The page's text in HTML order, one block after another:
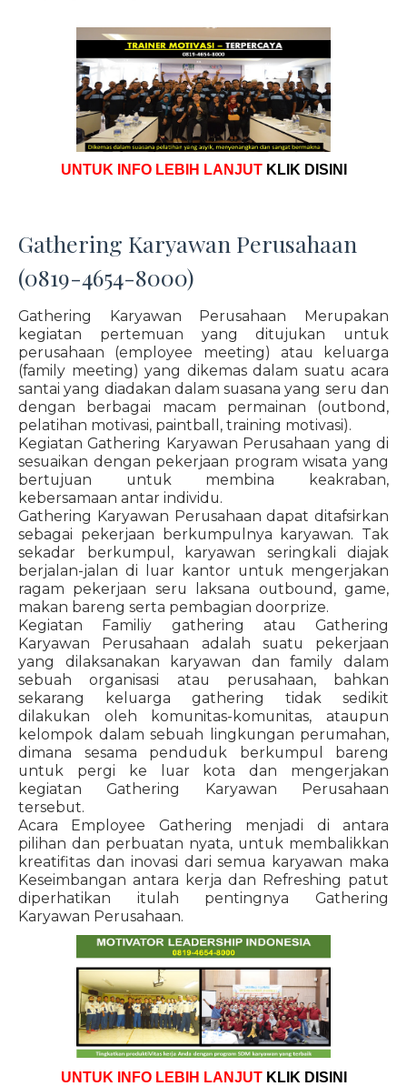
UNTUK INFO LEBIH LANJUT KLIK DISINI
Gathering Karyawan Perusahaan
(0819-4654-8000)
Gathering Karyawan Perusahaan Merupakan
kegiatan pertemuan yang ditujukan untuk
perusahaan (employee meeting) atau keluarga
(family meeting) yang dikemas dalam suatu acara
santai yang diadakan dalam suasana yang seru dan
dengan berbagai macam permainan (outbond,
pelatihan motivasi, paintball, training motivasi).
Kegiatan Gathering Karyawan Perusahaan yang di
sesuaikan dengan pekerjaan program wisata yang
bertujuan untuk membina keakraban,
kebersamaan antar individu.
Gathering Karyawan Perusahaan dapat ditafsirkan
sebagai pekerjaan berkumpulnya karyawan. Tak
sekadar berkumpul, karyawan seringkali diajak
berjalan-jalan di luar kantor untuk mengerjakan
ragam pekerjaan seru laksana outbound, game,
makan bareng serta pembagian doorprize.
Kegiatan Familiy gathering atau Gathering
Karyawan Perusahaan adalah suatu pekerjaan
yang dilaksanakan karyawan dan family dalam
sebuah organisasi atau perusahaan, bahkan
sekarang keluarga gathering tidak sedikit
dilakukan oleh komunitas-komunitas, ataupun
kelompok dalam sebuah lingkungan perumahan,
dimana sesama penduduk berkumpul bareng
untuk pergi ke luar kota dan mengerjakan
kegiatan Gathering Karyawan Perusahaan
tersebut.
Acara Employee Gathering menjadi di antara
pilihan dan perbuatan nyata, untuk membalikkan
kreatifitas dan inovasi dari semua karyawan maka
Keseimbangan antara kerja dan Refreshing patut
diperhatikan itulah pentingnya Gathering
Karyawan Perusahaan.
UNTUK INFO LEBIH LANJUT KLIK DISINI